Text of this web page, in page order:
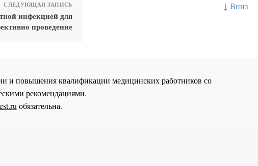
↓ Вниз
СЛЕДУЮЩАЯ ЗАПИСЬ
инфекцией для
проведение
и повышения квалификации медицинских работников со
рекомендациями.
обязательна.